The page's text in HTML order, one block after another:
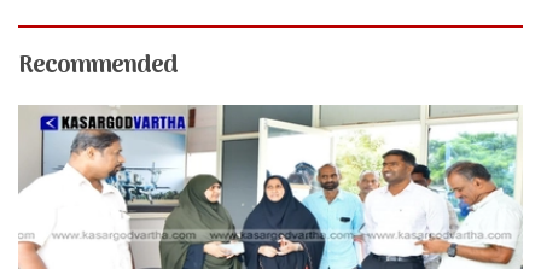
Recommended